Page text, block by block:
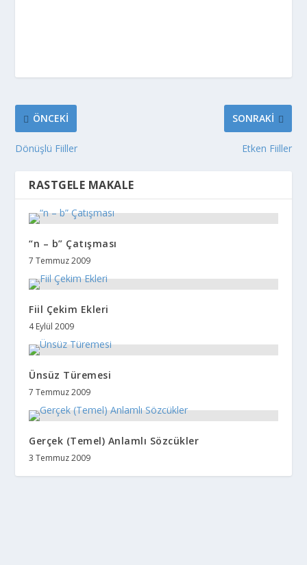
ÖNCEKI
Dönüşlü Fiiller
SONRAKI
Etken Fiiller
RASTGELE MAKALE
“n – b” Çatışması
7 Temmuz 2009
Fiil Çekim Ekleri
4 Eylül 2009
Ünsüz Türemesi
7 Temmuz 2009
Gerçek (Temel) Anlamlı Sözcükler
3 Temmuz 2009